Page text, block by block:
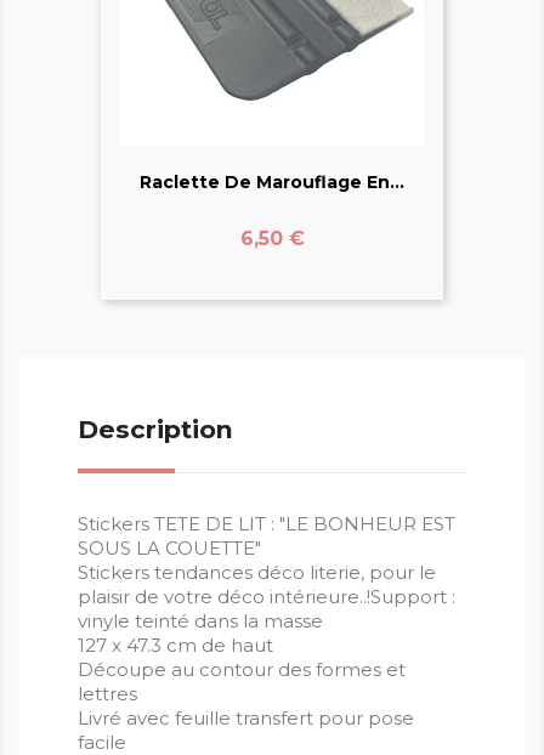
Raclette De Marouflage En...
Prix
6,50 €
Description
Stickers TETE DE LIT : "LE BONHEUR EST
SOUS LA COUETTE"
Stickers tendances déco literie, pour le
plaisir de votre déco intérieure..!Support :
vinyle teinté dans la masse
127 x 47.3 cm de haut
Découpe au contour des formes et
lettres
Livré avec feuille transfert pour pose
facile